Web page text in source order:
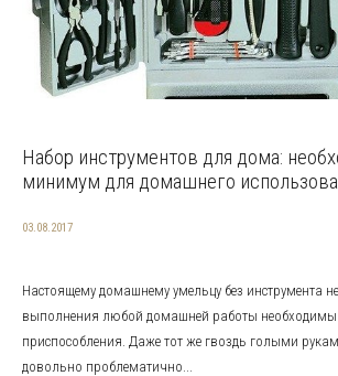
Набор инструментов для дома:
минимум для домашнего
03.08.2017
Настоящему домашнему умельцу без инструмента
выполнения любой домашней работы необходимы
приспособления. Даже тот же гвоздь голыми
довольно проблематично...